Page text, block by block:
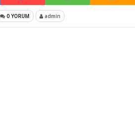
0 YORUM admin